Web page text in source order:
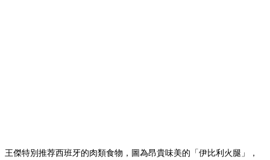
王傑特別推荐西班牙的肉類食物，圖為昂貴味美的「伊比利火腿」，